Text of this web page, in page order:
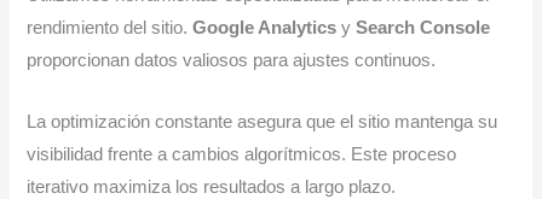
rendimiento del sitio.Google Analytics ySearch Console
proporcionan datos valiosos para ajustes continuos.
La optimización constante asegura que el sitio mantenga su
visibilidad frente a cambios algorítmicos. Este proceso
iterativo maximiza los resultados a largo plazo.